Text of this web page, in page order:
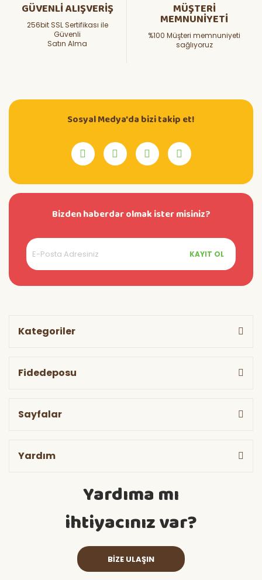
GÜVENLİ ALIŞVERİŞ
256bit SSL Sertifikası ile
Güvenli
Satın Alma
MÜŞTERİ
MEMNUNİYETİ
%100 Müşteri memnuniyeti
sağlıyoruz
Sosyal Medya'da bizi takip et!
Bizden haberdar olmak ister misiniz?
KAYIT OL
Kategoriler
Fidedeposu
Sayfalar
Yardım
Yardıma mı
ihtiyacınız var?
BİZE ULAŞIN